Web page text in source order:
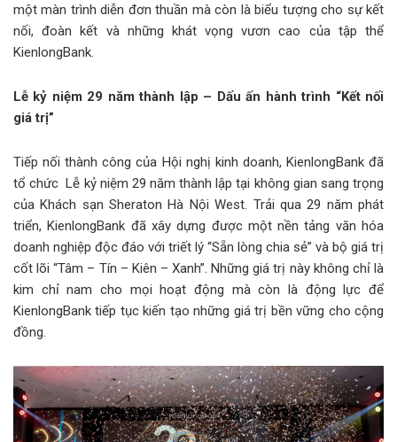
một màn trình diễn đơn thuần mà còn là biểu tượng cho sự kết
nối, đoàn kết và những khát vọng vươn cao của tập thể
KienlongBank.
Lễ kỷ niệm 29 năm thành lập – Dấu ấn hành trình “Kết nối
giá trị”
Tiếp nối thành công của Hội nghị kinh doanh, KienlongBank đã
tổ chức Lễ kỷ niệm 29 năm thành lập tại không gian sang trọng
của Khách sạn Sheraton Hà Nội West. Trải qua 29 năm phát
triển, KienlongBank đã xây dựng được một nền tảng văn hóa
doanh nghiệp độc đáo với triết lý “Sẵn lòng chia sẻ” và bộ giá trị
cốt lõi “Tâm – Tín – Kiên – Xanh”. Những giá trị này không chỉ là
kim chỉ nam cho mọi hoạt động mà còn là động lực để
KienlongBank tiếp tục kiến tạo những giá trị bền vững cho cộng
đồng.